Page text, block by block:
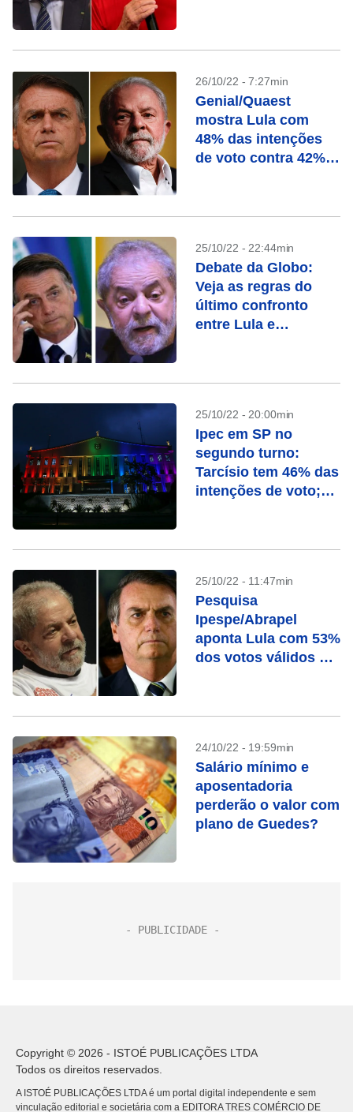
26/10/22 - 7:27min
Genial/Quaest
mostra Lula com
48% das intenções
de voto contra 42%
25/10/22 - 22:44min
Debate da Globo:
Veja as regras do
último confronto
entre Lula e
25/10/22 - 20:00min
Ipec em SP no
segundo turno:
Tarcísio tem 46% das
intenções de voto;
25/10/22 - 11:47min
Pesquisa
Ipespe/Abrapel
aponta Lula com 53%
dos votos válidos e
24/10/22 - 19:59min
Salário mínimo e
aposentadoria
perderão o valor com
plano de Guedes?
Copyright © 2026 - ISTOÉ PUBLICAÇÕES LTDA
Todos os direitos reservados.
A ISTOÉ PUBLICAÇÕES LTDA é um portal digital independente e sem
vinculação editorial e societária com a EDITORA TRES COMÉRCIO DE